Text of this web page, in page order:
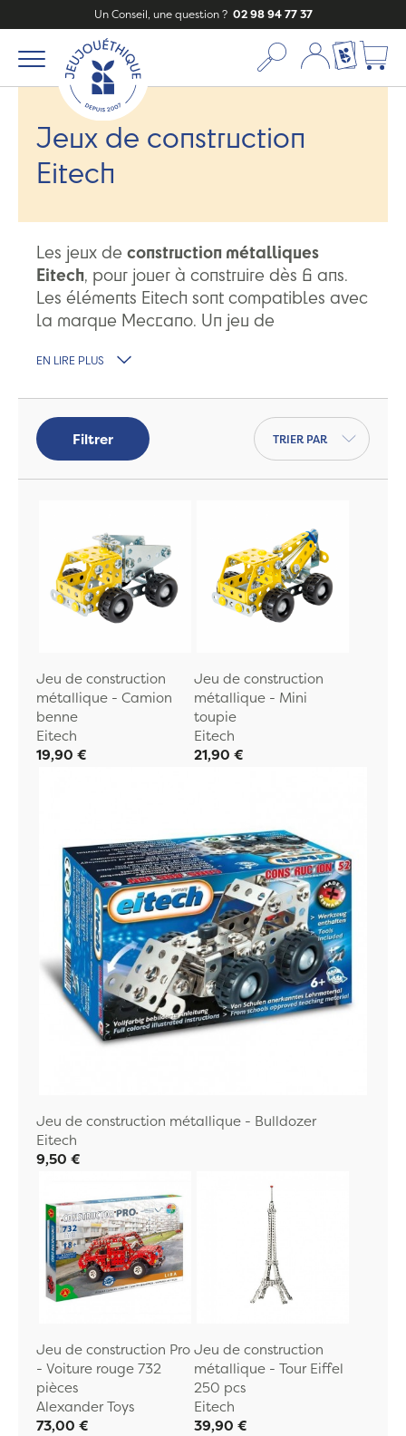
Un Conseil, une question ? 02 98 94 77 37
Mon compte
Ma liste
Jeux de construction
Eitech
Les jeux de construction métalliques
Eitech, pour jouer à construire dès 6 ans.
Les éléments Eitech sont compatibles avec
la marque Meccano. Un jeu de
EN LIRE PLUS
Filtrer
Trier par
Jeu de construction
métallique - Camion
benne
Eitech
19,90 €
Jeu de construction
métallique - Mini
toupie
Eitech
21,90 €
Jeu de construction métallique - Bulldozer
Eitech
9,50 €
Jeu de construction Pro
- Voiture rouge 732
pièces
Alexander Toys
73,00 €
Jeu de construction
métallique - Tour Eiffel
250 pcs
Eitech
39,90 €